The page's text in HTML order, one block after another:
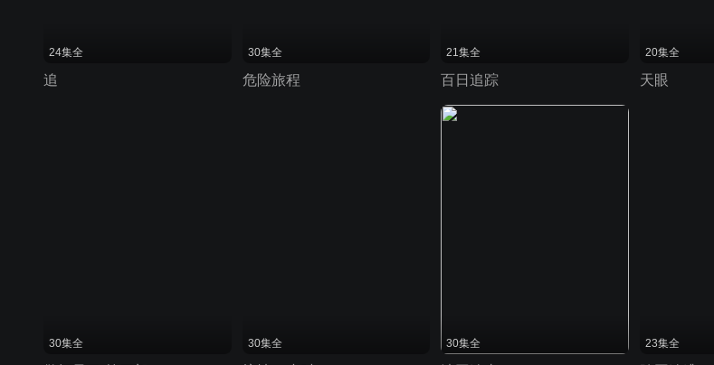
24集全
追
30集全
危险旅程
21集全
百日追踪
20集全
天眼
30集全 30集全 30集全 23集全